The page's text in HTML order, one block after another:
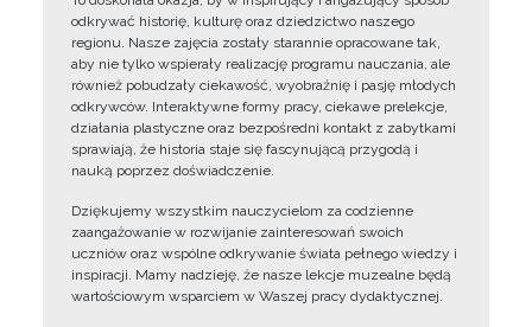
odkrywać historię, kulturę oraz dziedzictwo naszego
regionu. Nasze zajęcia zostały starannie opracowane tak,
aby nie tylko wspierały realizację programu nauczania, ale
również pobudzały ciekawość, wyobraźnię i pasję młodych
odkrywców. Interaktywne formy pracy, ciekawe prelekcje,
działania plastyczne oraz bezpośredni kontakt z zabytkami
sprawiają, że historia staje się fascynującą przygodą i
nauką poprzez doświadczenie.
Dziękujemy wszystkim nauczycielom za codzienne
zaangażowanie w rozwijanie zainteresowań swoich
uczniów oraz wspólne odkrywanie świata pełnego wiedzy i
inspiracji. Mamy nadzieję, że nasze lekcje muzealne będą
wartościowym wsparciem w Waszej pracy dydaktycznej.